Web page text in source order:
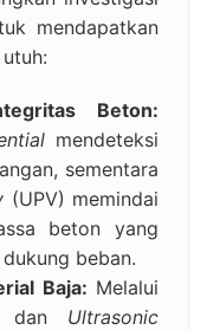
mendapatkan
Beton:
mendeteksi
sementara
(UPV) memindai
beton yang
beban.
Baja: Melalui
dan Ultrasonic